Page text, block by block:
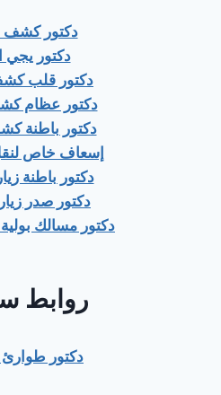
دكتور كشف
دكتور يجي
دكتور قلب
دكتور عظام
دكتور باطنة
إسعاف خاص
دكتور باطنة
دكتور صدر
دكتور مسالك بولية
روابط
دكتور طوارئ